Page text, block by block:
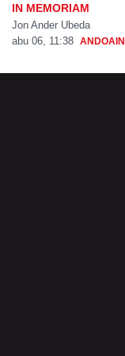
IN MEMORIAM
Jon Ander Ubeda
abu 06, 11:38 ANDOAIN